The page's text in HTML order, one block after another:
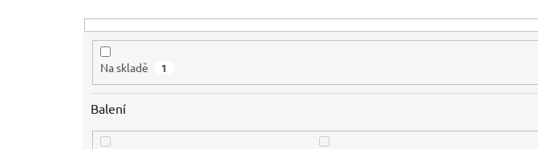
t
ů
Na skladě 1
Balení